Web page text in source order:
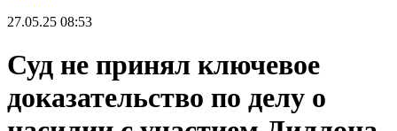
27.05.25 08:53
Суд не принял ключевое
доказательство по делу о